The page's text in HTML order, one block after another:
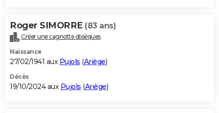
Roger SIMORRE (83 ans)
Créer une cagnotte obsèques
Naissance
27/02/1941 aux Pujols (Ariège)
Décès
19/10/2024 aux Pujols (Ariège)